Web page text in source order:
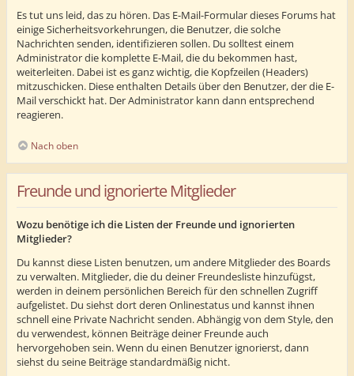
Es tut uns leid, das zu hören. Das E-Mail-Formular dieses Forums hat
einige Sicherheitsvorkehrungen, die Benutzer, die solche
Nachrichten senden, identifizieren sollen. Du solltest einem
Administrator die komplette E-Mail, die du bekommen hast,
weiterleiten. Dabei ist es ganz wichtig, die Kopfzeilen (Headers)
mitzuschicken. Diese enthalten Details über den Benutzer, der die E-
Mail verschickt hat. Der Administrator kann dann entsprechend
reagieren.
Nach oben
Freunde und ignorierte Mitglieder
Wozu benötige ich die Listen der Freunde und ignorierten
Mitglieder?
Du kannst diese Listen benutzen, um andere Mitglieder des Boards
zu verwalten. Mitglieder, die du deiner Freundesliste hinzufügst,
werden in deinem persönlichen Bereich für den schnellen Zugriff
aufgelistet. Du siehst dort deren Onlinestatus und kannst ihnen
schnell eine Private Nachricht senden. Abhängig von dem Style, den
du verwendest, können Beiträge deiner Freunde auch
hervorgehoben sein. Wenn du einen Benutzer ignorierst, dann
siehst du seine Beiträge standardmäßig nicht.